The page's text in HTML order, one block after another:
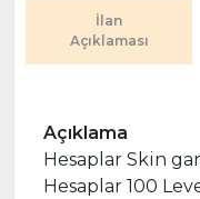
İlan
Açıklaması
Açıklama
Hesaplar Skin
Hesaplar 100